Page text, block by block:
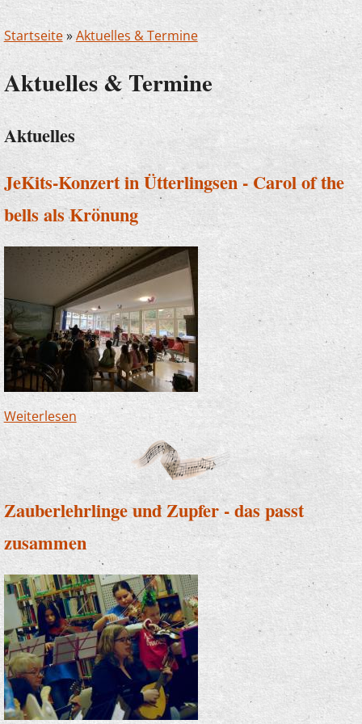
Startseite»Aktuelles & Termine
Aktuelles & Termine
Aktuelles
JeKits-Konzert in Ütterlingsen - Carol of the
bells als Krönung
Weiterlesen über JeKits-Konzert in Ütterlingsen - Carol of
the bells als Krönung
Zauberlehrlinge und Zupfer - das passt
zusammen